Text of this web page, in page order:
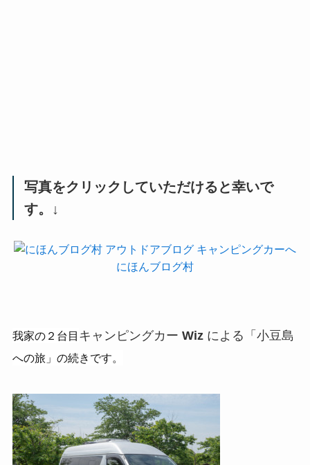
写真をクリックしていただけると幸いで
す。↓
にほんブログ村
我家の２台目 キャンピングカー Wiz による「小豆島
への旅」の続きです。